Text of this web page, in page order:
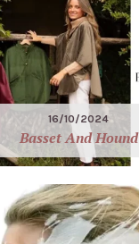
16/10/2024
Basset And Hound